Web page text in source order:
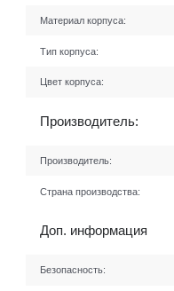
Материал корпуса:
Тип корпуса:
Цвет корпуса:
Производитель:
Производитель:
Страна производства:
Доп. информация
Безопасность: